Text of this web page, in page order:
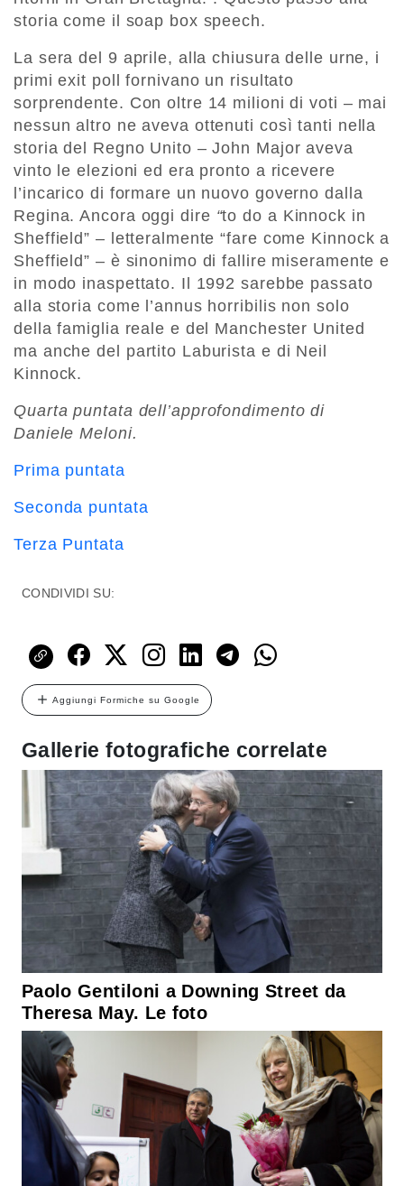
storia come il soap box speech.
La sera del 9 aprile, alla chiusura delle urne, i
primi exit poll fornivano un risultato
sorprendente. Con oltre 14 milioni di voti – mai
nessun altro ne aveva ottenuti così tanti nella
storia del Regno Unito – John Major aveva
vinto le elezioni ed era pronto a ricevere
l’incarico di formare un nuovo governo dalla
Regina. Ancora oggi dire “to do a Kinnock in
Sheffield” – letteralmente “fare come Kinnock a
Sheffield” – è sinonimo di fallire miseramente e
in modo inaspettato. Il 1992 sarebbe passato
alla storia come l’annus horribilis non solo
della famiglia reale e del Manchester United
ma anche del partito Laburista e di Neil
Kinnock.
Quarta puntata dell’approfondimento di
Daniele Meloni.
Prima puntata
Seconda puntata
Terza Puntata
CONDIVIDI SU:
Aggiungi Formiche su Google
Gallerie fotografiche correlate
Paolo Gentiloni a Downing Street da
Theresa May. Le foto